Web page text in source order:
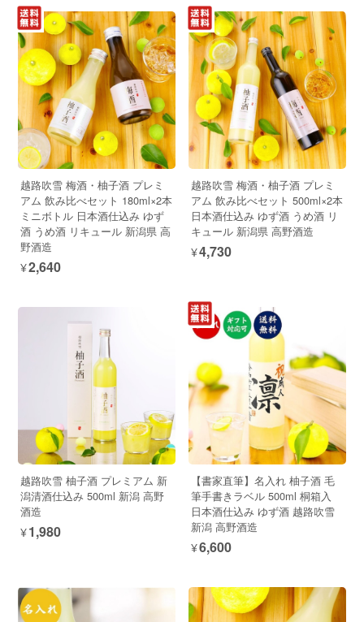
越路吹雪 梅酒・柚子酒 プレミ
アム 飲み比べセット 180ml×2本
ミニボトル 日本酒仕込み ゆず
酒 うめ酒 リキュール 新潟県 高
野酒造
¥2,640
越路吹雪 梅酒・柚子酒 プレミ
アム 飲み比べセット 500ml×2本
日本酒仕込み ゆず酒 うめ酒 リ
キュール 新潟県 高野酒造
¥4,730
越路吹雪 柚子酒 プレミアム 新
潟清酒仕込み 500ml 新潟 高野
酒造
¥1,980
【書家直筆】名入れ 柚子酒 毛
筆手書きラベル 500ml 桐箱入
日本酒仕込み ゆず酒 越路吹雪
新潟 高野酒造
¥6,600